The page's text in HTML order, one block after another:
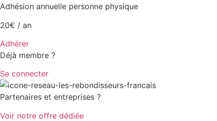
Adhésion annuelle personne physique
20€ / an
Adhérer
Déjà membre ?
Se connecter
Partenaires et entreprises ?
Voir notre offre dédiée